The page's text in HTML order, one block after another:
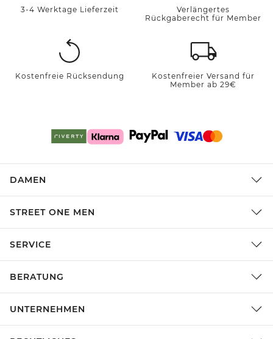
3-4 Werktage Lieferzeit
Verlängertes
Rückgaberecht für Member
Kostenfreie Rücksendung
Kostenfreier Versand für
Member ab 29€
DAMEN
STREET ONE MEN
SERVICE
BERATUNG
UNTERNEHMEN